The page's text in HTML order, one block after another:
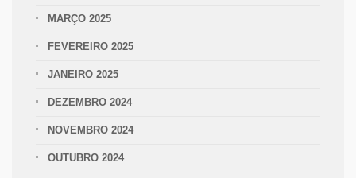
MARÇO 2025
FEVEREIRO 2025
JANEIRO 2025
DEZEMBRO 2024
NOVEMBRO 2024
OUTUBRO 2024